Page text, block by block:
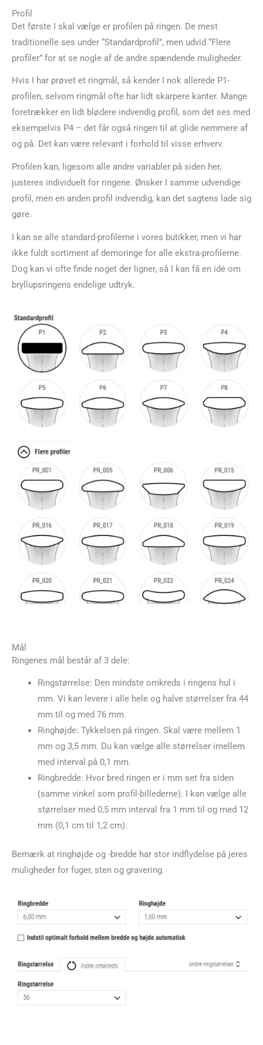
Profil
Det første I skal vælge er profilen på ringen. De mest
traditionelle ses under “Standardprofil”, men udvid “Flere
profiler” for at se nogle af de andre spændende muligheder.
Hvis I har prøvet et ringmål, så kender I nok allerede P1-
profilen, selvom ringmål ofte har lidt skarpere kanter. Mange
foretrækker en lidt blødere indvendig profil, som det ses med
eksempelvis P4 – det får også ringen til at glide nemmere af
og på. Det kan være relevant i forhold til visse erhverv.
Profilen kan, ligesom alle andre variabler på siden her,
justeres individuelt for ringene. Ønsker I samme udvendige
profil, men en anden profil indvendig, kan det sagtens lade sig
gøre.
I kan se alle standard-profilerne i vores butikker, men vi har
ikke fuldt sortiment af demoringe for alle ekstra-profilerne.
Dog kan vi ofte finde noget der ligner, så I kan få en idé om
bryllupsringens endelige udtryk.
Mål
Ringenes mål består af 3 dele:
Ringstørrelse: Den mindste omkreds i ringens hul i
mm. Vi kan levere i alle hele og halve størrelser fra 44
mm til og med 76 mm.
Ringhøjde: Tykkelsen på ringen. Skal være mellem 1
mm og 3,5 mm. Du kan vælge alle størrelser imellem
med interval på 0,1 mm.
Ringbredde: Hvor bred ringen er i mm set fra siden
(samme vinkel som profil-billederne). I kan vælge alle
størrelser med 0,5 mm interval fra 1 mm til og med 12
mm (0,1 cm til 1,2 cm).
Bemærk at ringhøjde og -bredde har stor indflydelse på jeres
muligheder for fuger, sten og gravering.